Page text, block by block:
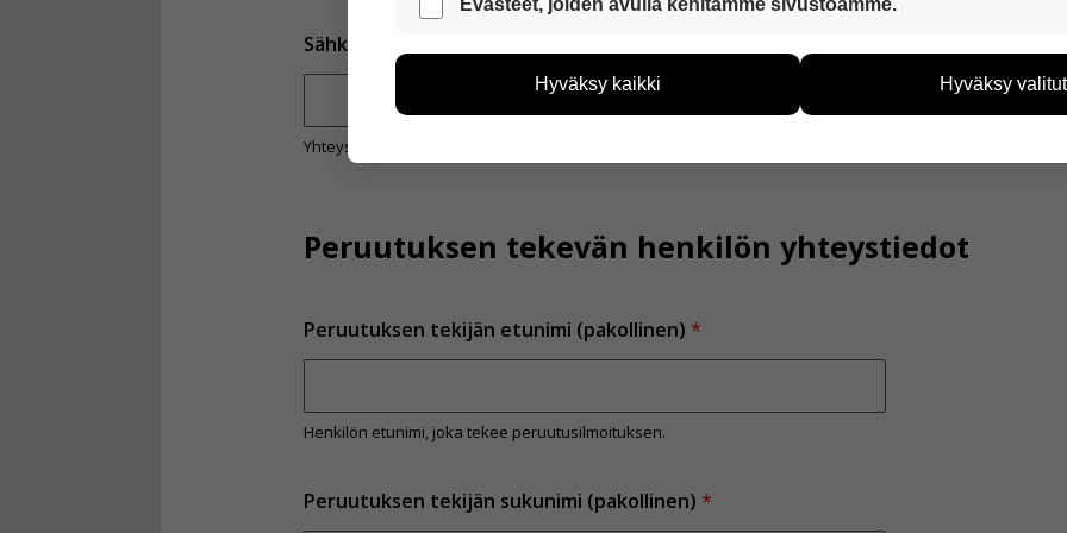
Sähköpostiosoite
Yhteystieto, jonka perusteella tilaus voidaan varmistaa.
Peruutuksen tekevän henkilön yhteystiedot
Peruutuksen tekijän etunimi (pakollinen) *
Henkilön etunimi, joka tekee peruutusilmoituksen.
Peruutuksen tekijän sukunimi (pakollinen) *
voimme kehittää sivustoamme vastaamaan paremmin käyttäjien tarpeita.
esimerkiksi kävijämääristä ja siitä, mitä sivuja käytetään ja miten sivuilla
kuitenkaan kerää henkilötietoja kuten nimiä, eikä tietoja voi yhdistää
Hyväksy kaikki Hyväksy valitut